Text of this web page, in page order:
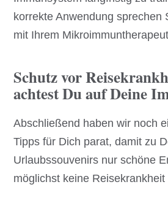
korrekte Anwendung sprechen
mit Ihrem
Schutz vor
achtest Du auf Deine
Abschließend haben wir noch
Tipps für Dich parat, damit zu
Urlaubssouvenirs nur schöne
möglichst keine Reisekrankheit